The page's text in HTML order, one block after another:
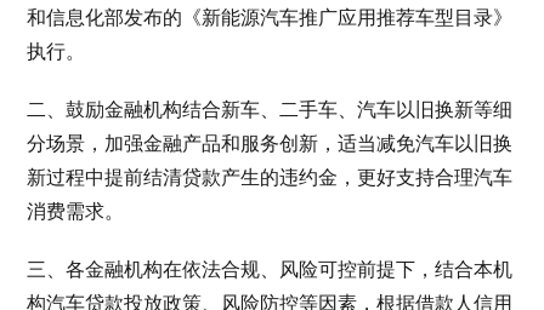
和信息化部发布的《新能源汽车推广应用推荐车型目录》
执行。
二、鼓励金融机构结合新车、二手车、汽车以旧换新等细
分场景，加强金融产品和服务创新，适当减免汽车以旧换
新过程中提前结清贷款产生的违约金，更好支持合理汽车
消费需求。
三、各金融机构在依法合规、风险可控前提下，结合本机
构汽车贷款投放政策、风险防控等因素，根据借款人信用